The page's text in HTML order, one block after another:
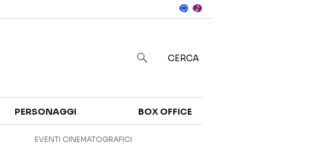
CURIOSITÀ
CERCA
PERSONAGGI BOX OFFICE
EVENTI CINEMATOGRAFICI